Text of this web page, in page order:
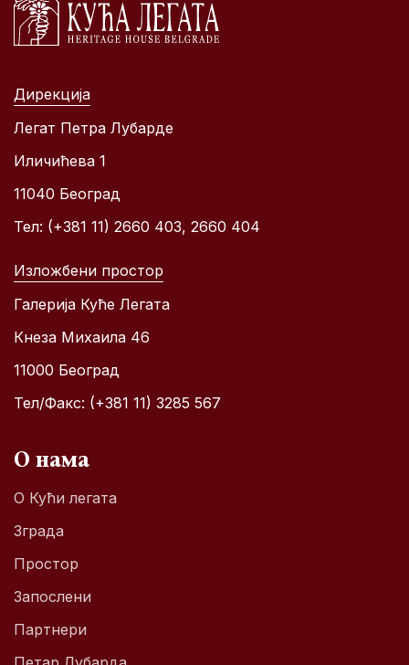
Дирекција
Легат Петра Лубарде
Иличићева 1
11040 Београд
Тел: (+381 11) 2660 403, 2660 404
Изложбени простор
Галерија Куће Легата
Кнеза Михаила 46
11000 Београд
Тел/Факс: (+381 11) 3285 567
О нама
О Кући легата
Зграда
Простор
Запослени
Партнери